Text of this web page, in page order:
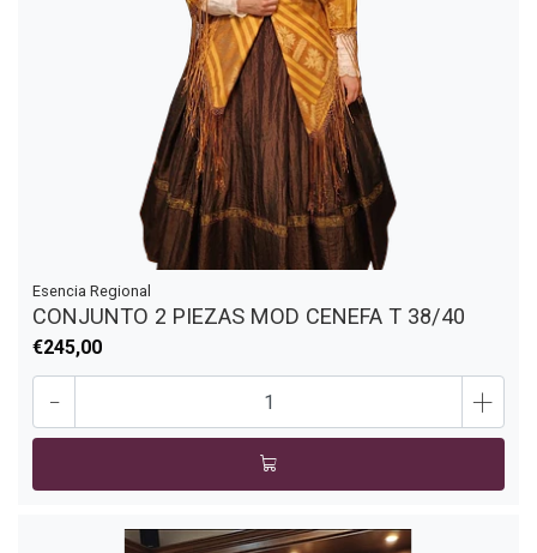
Esencia Regional
CONJUNTO 2 PIEZAS MOD CENEFA T 38/40
€245,00
- +